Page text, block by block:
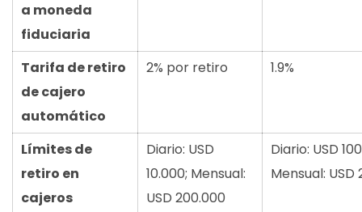
a moneda
fiduciaria
Tarifa de retiro
de cajero
automático
2% por retiro 1.9%
Límites de
retiro en
cajeros
Diario: USD
10.000; Mensual:
USD 200.000
Diario: USD
Mensual: USD